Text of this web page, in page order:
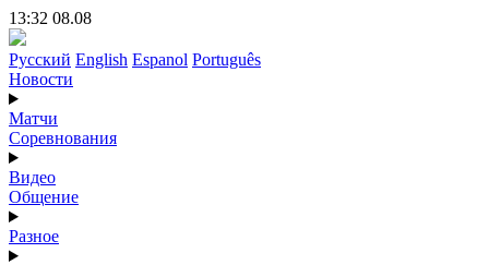
13:32 08.08
Русский English Espanol Português
Новости
Матчи
Соревнования
Видео
Общение
Разное